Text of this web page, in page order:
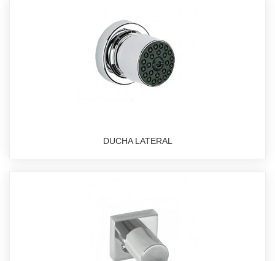
DUCHA LATERAL